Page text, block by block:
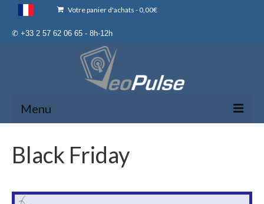
Votre panier d'achats - 0,00€
✆ +33 2 57 62 06 65 - 8h-12h
Menu
Adaptateur sans fil C-Pro
Divers
Black Friday